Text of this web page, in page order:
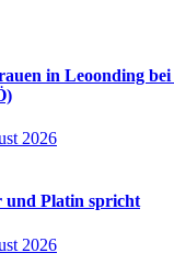
in Leoonding
2026
und Platin spricht
2026